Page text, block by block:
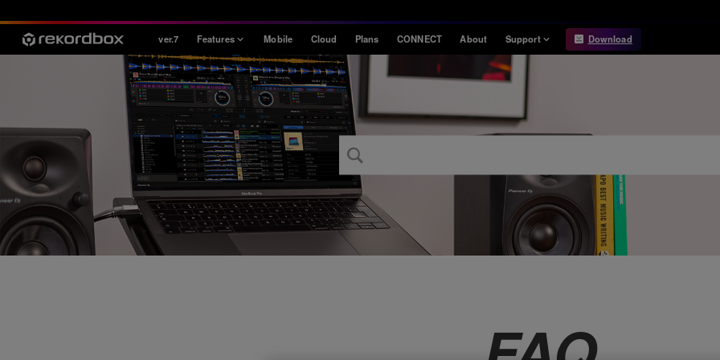
ver.7 Features
Style
House / Techno
Open Format
Mobile & Home
Professional
Mobile Cloud Plans CONNECT About Support
Information
Release Notes
Requirements
Download